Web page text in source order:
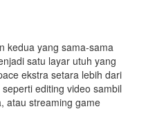
kedua yang sama-sama
satu layar utuh yang
ekstra setara lebih dari
editing video sambil
atau streaming game